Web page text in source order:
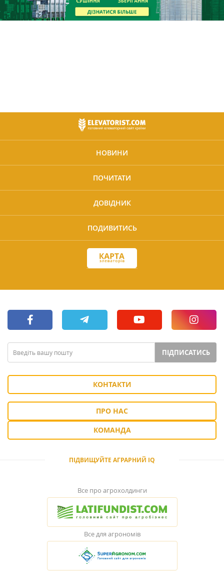
НОВИНИ
ПОЧИТАТИ
ДОВІДНИК
ПОДИВИТИСЬ
ПІДПИСАТИСЬ
КОНТАКТИ
ПРО НАС
КОМАНДА
ПІДВИЩУЙТЕ АГРАРНИЙ IQ
Все про агрохолдинги
Все для агрономів